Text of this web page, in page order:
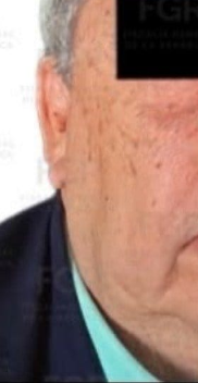
La Jefa del Ejecutivo
acompañando al
medida, el Instituto
realizará pozos de
subsuelo de las
Coahuila y Nuevo
Tamaulipas, hay agua